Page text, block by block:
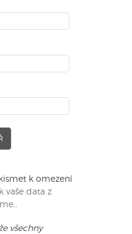
k omezení
vaše data z
.
všechny